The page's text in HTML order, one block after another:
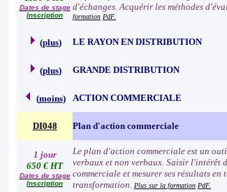
Dates de stage
Inscription
d'échanges. Acquérir les méthodes
formation PdF.
(plus) LE RAYON EN DISTRIBUTION
(plus) GRANDE DISTRIBUTION
(moins) ACTION COMMERCIALE
DI048 Plan d'action commerciale
1 jour
650 € HT
Dates de stage
Inscription
Le plan d'action commerciale est un
verbaux et non verbaux. Saisir l'intérêt
commerciale et mesurer ses résultats
transformation. Plus sur la formation PdF.